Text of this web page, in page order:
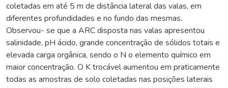
coletadas em até 5 m de distância lateral das valas, em
diferentes profundidades e no fundo das mesmas.
Observou- se que a ARC disposta nas valas apresentou
salinidade, pH ácido, grande concentração de sólidos totais e
elevada carga orgânica, sendo o N o elemento químico em
maior concentração. O K trocável aumentou em praticamente
todas as amostras de solo coletadas nas posições laterais